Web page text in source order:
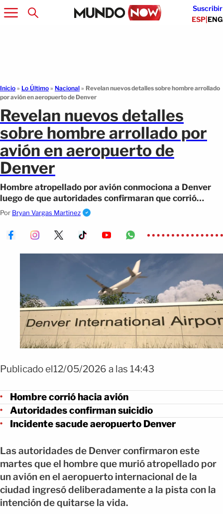
Suscribir
ESP|ENG
Inicio » Lo Último » Nacional » Revelan nuevos detalles sobre hombre arrollado
por avión en aeropuerto de Denver
Revelan nuevos detalles
sobre hombre arrollado por
avión en aeropuerto de
Denver
Hombre atropellado por avión conmociona a Denver
luego de que autoridades confirmaran que corrió
intencionalmente hacia una aeronave
Por Bryan Vargas Martinez
Publicado el12/05/2026 a las 14:43
Hombre corrió hacia avión
Autoridades confirman suicidio
Incidente sacude aeropuerto Denver
Las autoridades de Denver confirmaron este
martes que el hombre que murió atropellado por
un avión en el aeropuerto internacional de la
ciudad ingresó deliberadamente a la pista con la
intención de quitarse la vida.